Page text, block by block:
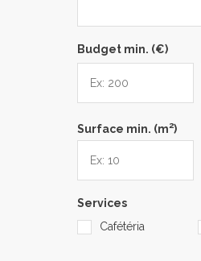
Budget min. (€)
Surface min. (m2)
Services
Cafétéria